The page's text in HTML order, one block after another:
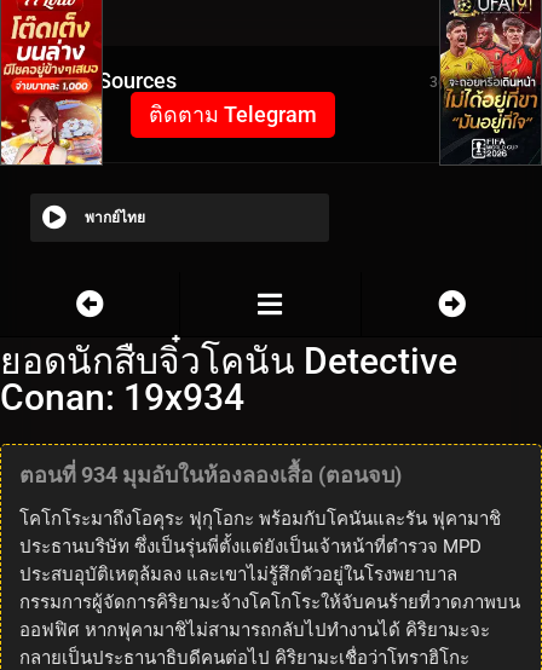
Video Sources 3643 Views
ติดตาม Telegram
พากย์ไทย
ยอดนักสืบจิ๋วโคนัน Detective
Conan: 19x934
ตอนที่ 934 มุมอับในห้องลองเสื้อ (ตอนจบ)
โคโกโระมาถึงโอคุระ ฟุกุโอกะ พร้อมกับโคนันและรัน ฟุคามาชิ
ประธานบริษัท ซึ่งเป็นรุ่นพี่ตั้งแต่ยังเป็นเจ้าหน้าที่ตำรวจ MPD
ประสบอุบัติเหตุล้มลง และเขาไม่รู้สึกตัวอยู่ในโรงพยาบาล
กรรมการผู้จัดการคิริยามะจ้างโคโกโระให้จับคนร้ายที่วาดภาพบน
ออฟฟิศ หากฟุคามาชิไม่สามารถกลับไปทำงานได้ คิริยามะจะ
กลายเป็นประธานาธิบดีคนต่อไป คิริยามะเชื่อว่าโทราฮิโกะ